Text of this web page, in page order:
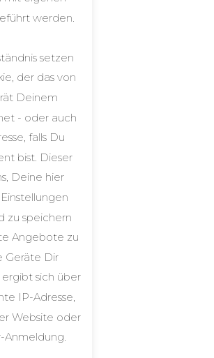
werden.
setzen
der das von
Deinem
- oder auch
falls Du
bist. Dieser
Deine hier
zu speichern
Angebote zu
Geräte Dir
sich über
IP-Adresse,
Website oder